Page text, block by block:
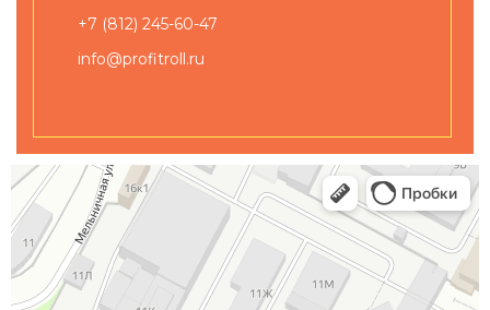
+7 (812) 245-60-47
info@profitroll.ru